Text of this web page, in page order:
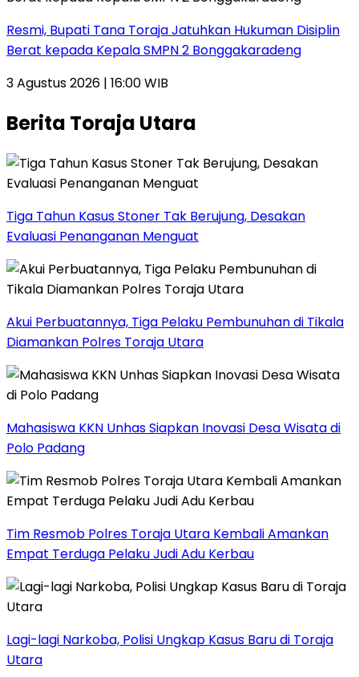
Resmi, Bupati Tana Toraja Jatuhkan Hukuman Disiplin
Berat kepada Kepala SMPN 2 Bonggakaradeng
3 Agustus 2026 | 16:00 WIB
Berita Toraja Utara
Tiga Tahun Kasus Stoner Tak Berujung, Desakan
Evaluasi Penanganan Menguat
Akui Perbuatannya, Tiga Pelaku Pembunuhan di Tikala
Diamankan Polres Toraja Utara
Mahasiswa KKN Unhas Siapkan Inovasi Desa Wisata di
Polo Padang
Tim Resmob Polres Toraja Utara Kembali Amankan
Empat Terduga Pelaku Judi Adu Kerbau
Lagi-lagi Narkoba, Polisi Ungkap Kasus Baru di Toraja
Utara